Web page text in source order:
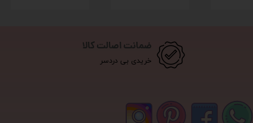
ضمانت اصالت کالا
خریدی بی دردسر